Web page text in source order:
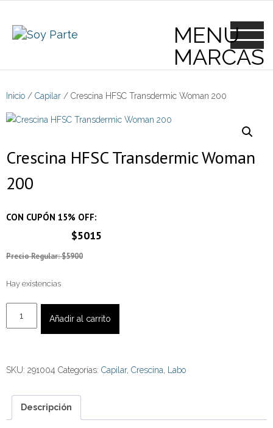
content
Inicio / Capilar / Crescina HFSC Transdermic Woman 200
Crescina HFSC Transdermic Woman
200
CON CUPÓN 15% OFF:
$5015
Precio Regular: $5900
Hay existencias
200
Añadir al carrito
SKU: 291004 Categorías: Capilar, Crescina Labo
Descripción